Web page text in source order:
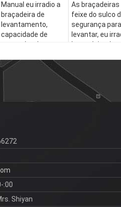
Manual eu irradio a
braçadeira de
levantamento,
capacidade de
carga alta da
lateral
As braçadeiras
feixe do sulco
segurança para
levantar, eu
braçadeira do
:00
Shiyan